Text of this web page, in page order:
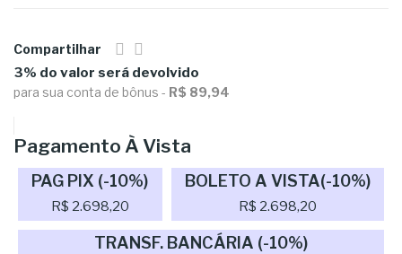
Compartilhar
3% do valor será devolvido
para sua conta de bônus - R$ 89,94
Pagamento À Vista
PAG PIX (-10%)
R$ 2.698,20
BOLETO A VISTA(-10%)
R$ 2.698,20
TRANSF. BANCÁRIA (-10%)